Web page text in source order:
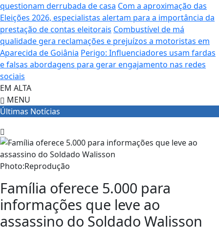
questionam derrubada de casa Com a aproximação das
Eleições 2026, especialistas alertam para a importância da
prestação de contas eleitorais Combustível de má
qualidade gera reclamações e prejuízos a motoristas em
Aparecida de Goiânia Perigo: Influenciadores usam fardas
e falsas abordagens para gerar engajamento nas redes
sociais
EM ALTA
MENU
Últimas Notícias
Photo:Reprodução
Família oferece 5.000 para
informações que leve ao
assassino do Soldado Walisson